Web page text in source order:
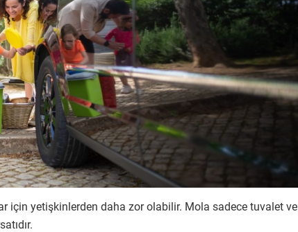
için yetişkinlerden daha zor olabilir. Mola sadece tuvalet ve